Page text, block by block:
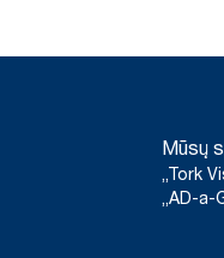
Mūsų
„Tork
„AD-a-